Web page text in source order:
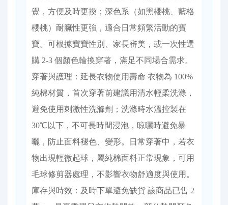
覺，方便及時更換；深色系（如黑櫻桃、藍格
櫻桃）耐臟性更強，適合日常頻繁活動的寶
寶。可根據寶寶性別、家長審美，或一次性選
購 2-3 個顏色輪換穿著，滿足不同場合需求。
穿著與護理：延長衣物使用壽命 衣物為 100%
純棉材質，首次穿著前建議用清水輕柔洗滌，
避免使用刺激性洗滌劑；洗滌時水溫控製在
30℃以下，不可長時間浸泡，晾曬時避免暴
曬，防止面料褪色、變形。日常穿著中，若衣
物出現輕微起球，屬純棉面料正常現象，可用
毛球修剪器處理，不影響衣物舒適度與使用。
庫存與時效：及時下單避免缺貨 該商品已售 2